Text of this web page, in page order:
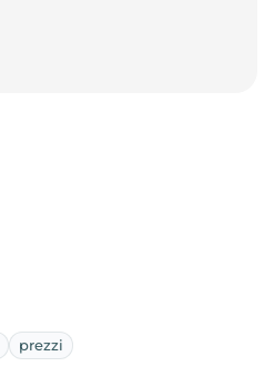
prezzi